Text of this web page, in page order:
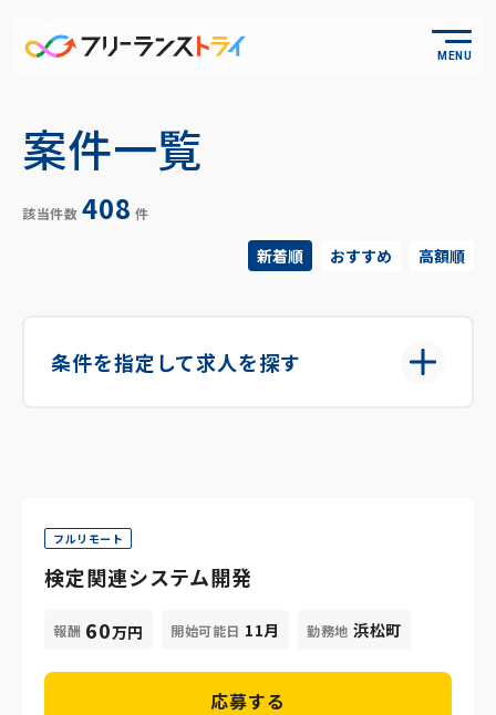
MENU
案件一覧
該当件数 408 件
条件を指定して求人を探す
フルリモート
検定関連システム開発
報酬 60万円 開始可能日 11月 勤務地 浜松町
応募する